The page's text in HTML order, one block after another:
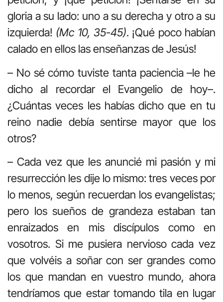
gloria a su lado: uno a su derecha y otro a su
izquierda! (Mc 10, 35-45). ¡Qué poco habían
calado en ellos las enseñanzas de Jesús!
– No sé cómo tuviste tanta paciencia –le he
dicho al recordar el Evangelio de hoy–.
¿Cuántas veces les habías dicho que en tu
reino nadie debía sentirse mayor que los
otros?
– Cada vez que les anuncié mi pasión y mi
resurrección les dije lo mismo: tres veces por
lo menos, según recuerdan los evangelistas;
pero los sueños de grandeza estaban tan
enraizados en mis discípulos como en
vosotros. Si me pusiera nervioso cada vez
que volvéis a soñar con ser grandes como
los que mandan en vuestro mundo, ahora
tendríamos que estar tomando tila en lugar